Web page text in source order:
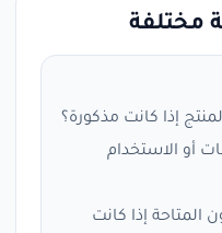
إذا كانت مذكورة؟
الاستخدام
إذا كانت